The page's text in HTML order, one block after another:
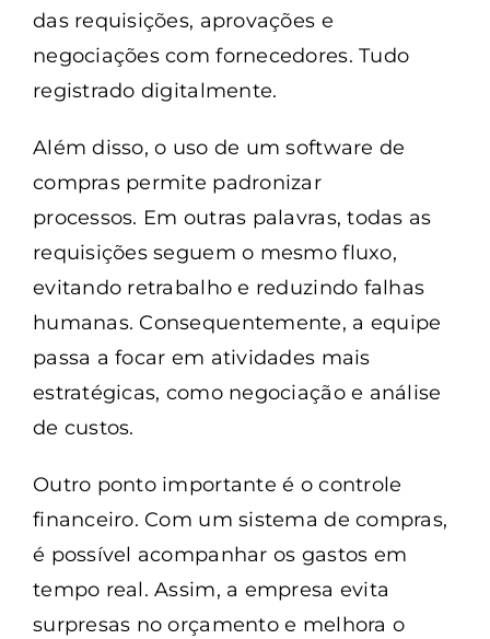
das requisições, aprovações e
negociações com fornecedores. Tudo
registrado digitalmente.
Além disso, o uso de um software de
compras permite padronizar
processos. Em outras palavras, todas as
requisições seguem o mesmo fluxo,
evitando retrabalho e reduzindo falhas
humanas. Consequentemente, a equipe
passa a focar em atividades mais
estratégicas, como negociação e análise
de custos.
Outro ponto importante é o controle
financeiro. Com um sistema de compras,
é possível acompanhar os gastos em
tempo real. Assim, a empresa evita
surpresas no orçamento e melhora o